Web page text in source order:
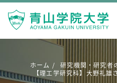
ホーム
研究機関・研究者
【理工学研究科】大野礼